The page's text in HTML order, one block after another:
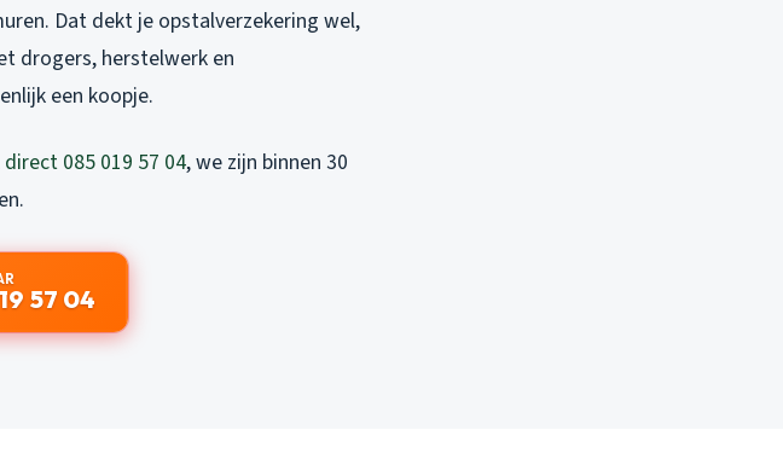
Dat dekt je opstalverzekering wel,
drogers, herstelwerk en
een koopje.
direct 085 019 57 04, we zijn binnen 30
57 04